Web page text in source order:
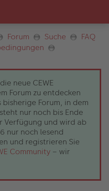
Forum Suche
FAQ
neue CEWE
Forum zu entdecken
Forum, in dem
nur noch bis Ende
Verfügung und wird ab
nur noch lesend
und registrieren Sie
Community – wir